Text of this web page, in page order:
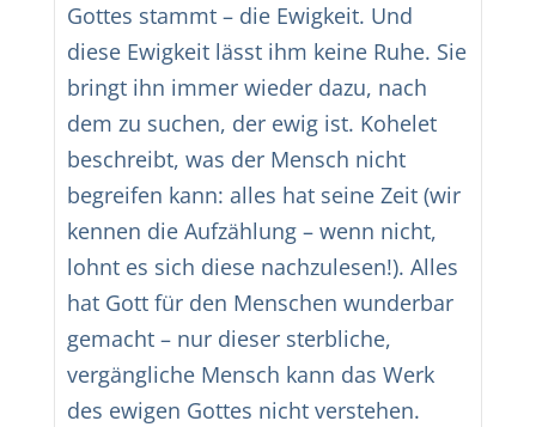
Gottes stammt – die Ewigkeit. Und
diese Ewigkeit lässt ihm keine Ruhe. Sie
bringt ihn immer wieder dazu, nach
dem zu suchen, der ewig ist. Kohelet
beschreibt, was der Mensch nicht
begreifen kann: alles hat seine Zeit (wir
kennen die Aufzählung – wenn nicht,
lohnt es sich diese nachzulesen!). Alles
hat Gott für den Menschen wunderbar
gemacht – nur dieser sterbliche,
vergängliche Mensch kann das Werk
des ewigen Gottes nicht verstehen.